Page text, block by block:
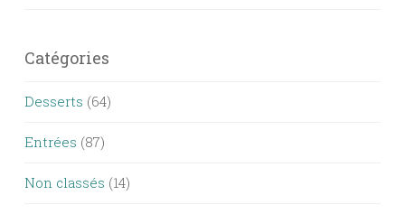
Catégories
Desserts (64)
Entrées (87)
Non classés (14)